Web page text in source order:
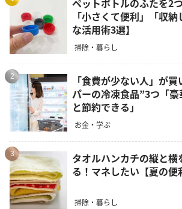
ペットボトルのふたを2
「小さくて便利」「収
な活用術3選】
掃除・暮らし
2
「食費が少ない人」が
パーの冷凍食品”3つ「
と節約できる」
お金・学ぶ
3
タオルハンカチの縦と横
る！マネしたい【夏の便
掃除・暮らし